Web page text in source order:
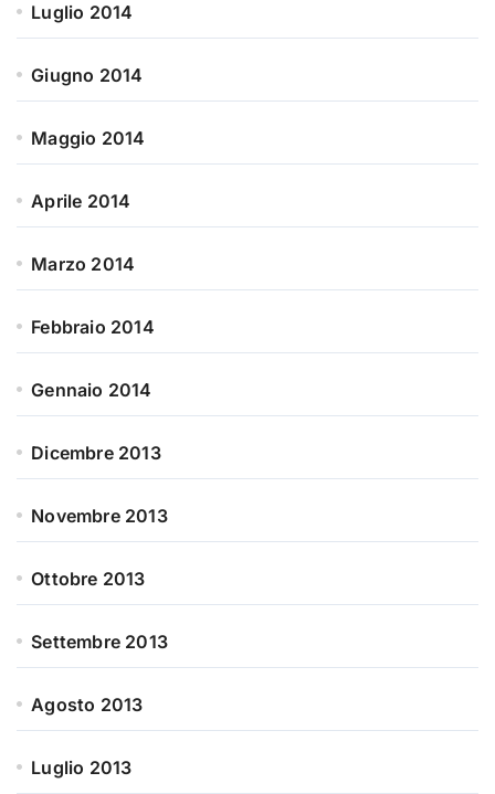
Luglio 2014
Giugno 2014
Maggio 2014
Aprile 2014
Marzo 2014
Febbraio 2014
Gennaio 2014
Dicembre 2013
Novembre 2013
Ottobre 2013
Settembre 2013
Agosto 2013
Luglio 2013